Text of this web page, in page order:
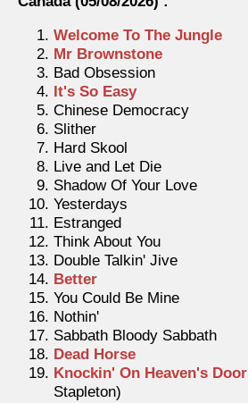
Welcome To The Jungle
Mr Brownstone
Bad Obsession
It's So Easy
Chinese Democracy
Slither
Hard Skool
Live and Let Die
Shadow Of Your Love
Yesterdays
Estranged
Think About You
Double Talkin' Jive
Better
You Could Be Mine
Nothin'
Sabbath Bloody Sabbath
Dead Horse
Knockin' On Heaven's Door
Stapleton)